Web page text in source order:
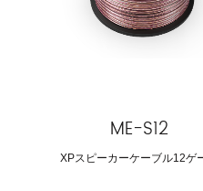
ME-S12
XPスピーカーケーブル12ゲ